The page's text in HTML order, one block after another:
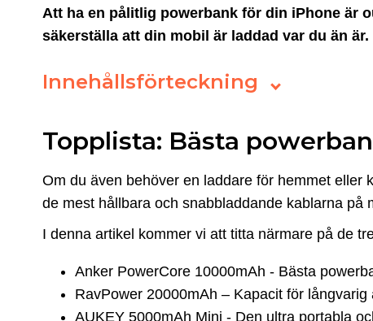
Att ha en pålitlig powerbank för din iPhone är
säkerställa att din mobil är laddad var du än är.
Innehållsförteckning
Topplista: Bästa
Om du även behöver en laddare för hemmet eller
de mest hållbara och snabbladdande kablarna på
I denna artikel kommer vi att titta närmare på de
Anker PowerCore 10000mAh - Bästa
RavPower 20000mAh – Kapacit för långvarig
AUKEY 5000mAh Mini - Den ultra portabla